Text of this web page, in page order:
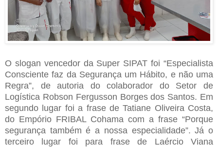
O slogan vencedor da Super SIPAT foi “Especialista
Consciente faz da Segurança um Hábito, e não uma
Regra”, de autoria do colaborador do Setor de
Logística Robson Fergusson Borges dos Santos. Em
segundo lugar foi a frase de Tatiane Oliveira Costa,
do Empório FRIBAL Cohama com a frase “Porque
segurança também é a nossa especialidade”. Já o
terceiro lugar foi para frase de Laércio Viana